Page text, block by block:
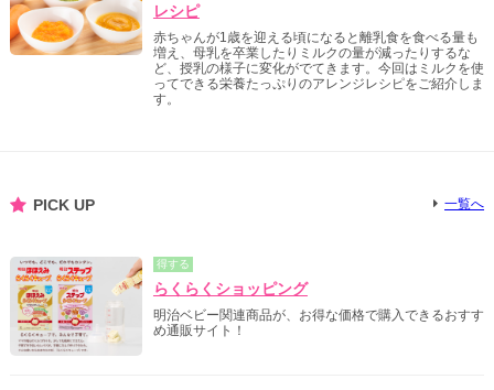
レシピ
赤ちゃんが1歳を迎える頃になると離乳食を食べる量も
増え、母乳を卒業したりミルクの量が減ったりするな
ど、授乳の様子に変化がでてきます。今回はミルクを使
ってできる栄養たっぷりのアレンジレシピをご紹介しま
す。
PICK UP 一覧へ
得する
らくらくショッピング
明治ベビー関連商品が、お得な価格で購入できるおすす
め通販サイト！